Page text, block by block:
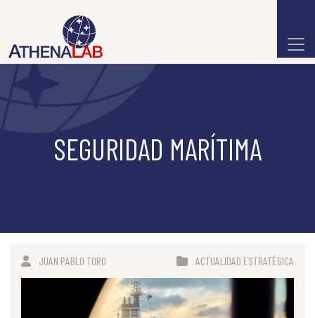
SEGURIDAD MARÍTIMA
JUAN PABLO TORO ACTUALIDAD ESTRATÉGICA